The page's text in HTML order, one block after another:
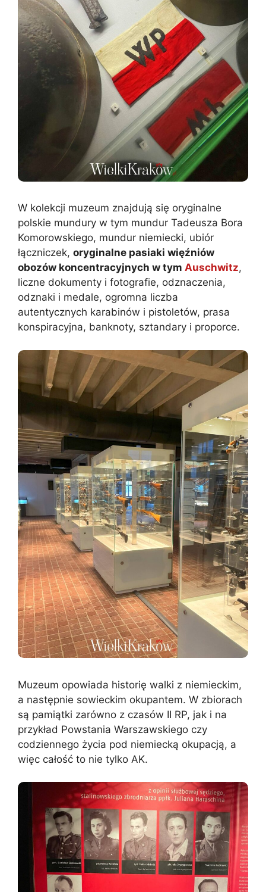
W kolekcji muzeum znajdują się oryginalne
polskie mundury w tym mundur Tadeusza Bora
Komorowskiego, mundur niemiecki, ubiór
łączniczek, oryginalne pasiaki więźniów
obozów koncentracyjnych w tym Auschwitz,
liczne dokumenty i fotografie, odznaczenia,
odznaki i medale, ogromna liczba
autentycznych karabinów i pistoletów, prasa
konspiracyjna, banknoty, sztandary i proporce.
Muzeum opowiada historię walki z niemieckim,
a następnie sowieckim okupantem. W zbiorach
są pamiątki zarówno z czasów II RP, jak i na
przykład Powstania Warszawskiego czy
codziennego życia pod niemiecką okupacją, a
więc całość to nie tylko AK.